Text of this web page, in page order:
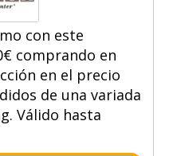
con este
comprando en
en el precio
de una variada
Válido hasta